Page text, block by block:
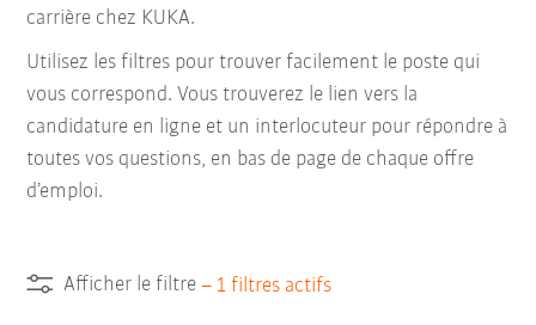
carrière chez KUKA.
Utilisez les filtres pour trouver facilement le poste qui
vous correspond. Vous trouverez le lien vers la
candidature en ligne et un interlocuteur pour répondre à
toutes vos questions, en bas de page de chaque offre
d’emploi.
Afficher le filtre – 1 filtres actifs